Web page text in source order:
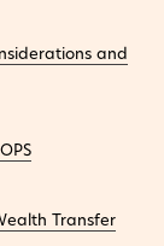
and
Transfer